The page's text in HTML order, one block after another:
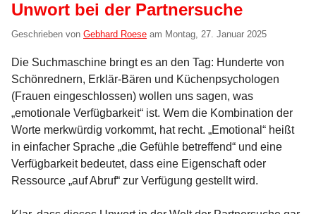
Unwort bei der Partnersuche
Geschrieben von Gebhard Roese am Montag, 27. Januar 2025
Die Suchmaschine bringt es an den Tag: Hunderte von
Schönrednern, Erklär-Bären und Küchenpsychologen
(Frauen eingeschlossen) wollen uns sagen, was
„emotionale Verfügbarkeit“ ist. Wem die Kombination der
Worte merkwürdig vorkommt, hat recht. „Emotional“ heißt
in einfacher Sprache „die Gefühle betreffend“ und eine
Verfügbarkeit bedeutet, dass eine Eigenschaft oder
Ressource „auf Abruf“ zur Verfügung gestellt wird.